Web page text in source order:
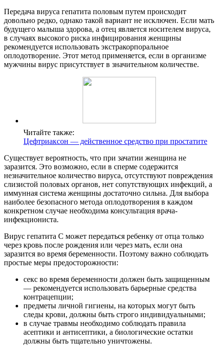
Передача вируса гепатита половым путем происходит
довольно редко, однако такой вариант не исключен. Если мать
будущего малыша здорова, а отец является носителем вируса,
в случаях высокого риска инфицирования женщины
рекомендуется использовать экстракорпоральное
оплодотворение. Этот метод применяется, если в организме
мужчины вирус присутствует в значительном количестве.
Читайте также:
Цефтриаксон — действенное средство при простатите
Существует вероятность, что при зачатии женщина не
заразится. Это возможно, если в сперме содержится
незначительное количество вируса, отсутствуют повреждения
слизистой половых органов, нет сопутствующих инфекций, а
иммунная система женщины достаточно сильна. Для выбора
наиболее безопасного метода оплодотворения в каждом
конкретном случае необходима консультация врача-
инфекциониста.
Вирус гепатита С может передаться ребенку от отца только
через кровь после рождения или через мать, если она
заразится во время беременности. Поэтому важно соблюдать
простые меры предосторожности:
секс во время беременности должен быть защищенным
— рекомендуется использовать барьерные средства
контрацепции;
предметы личной гигиены, на которых могут быть
следы крови, должны быть строго индивидуальными;
в случае травмы необходимо соблюдать правила
асептики и антисептики, а биологические остатки
должны быть тщательно уничтожены.